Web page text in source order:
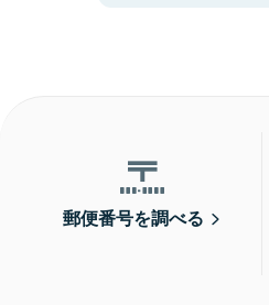
郵便番号を調べる